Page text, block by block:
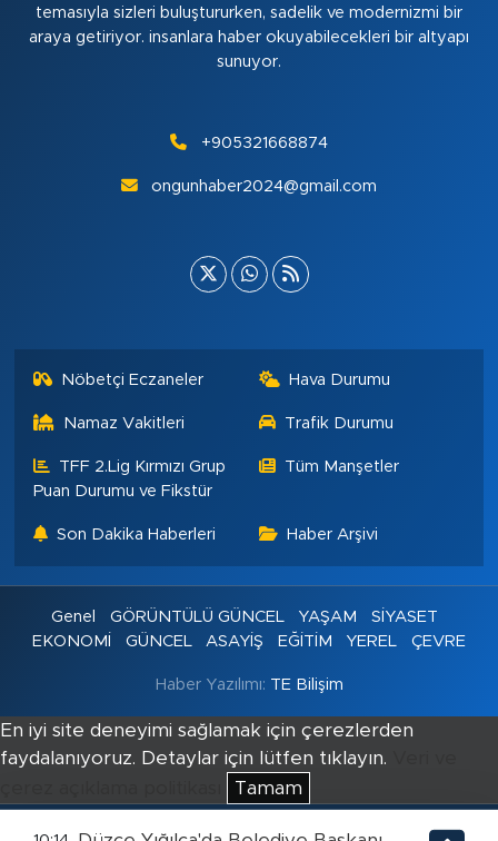
temasıyla sizleri buluştururken, sadelik ve modernizmi bir
araya getiriyor. insanlara haber okuyabilecekleri bir altyapı
sunuyor.
+905321668874
ongunhaber2024@gmail.com
Nöbetçi Eczaneler Hava Durumu
Namaz Vakitleri Trafik Durumu
TFF 2.Lig Kırmızı Grup
Puan Durumu ve Fikstür
Tüm Manşetler
Son Dakika Haberleri Haber Arşivi
Genel GÖRÜNTÜLÜ GÜNCEL YAŞAM
SİYASET
EKONOMİ
GÜNCEL ASAYİŞ EĞİTİM YEREL ÇEVRE
Haber Yazılımı: TE Bilişim
En iyi site deneyimi sağlamak için çerezlerden
faydalanıyoruz. Detaylar için lütfen tıklayın.
Tamam